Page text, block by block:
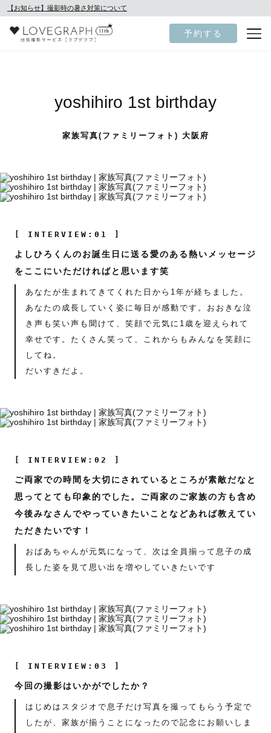
【お知らせ】撮影時の暑さ対策について
予約する
yoshihiro 1st birthday
家族写真(ファミリーフォト) 大阪府
[ INTERVIEW:01 ]
よしひろくんのお誕生日に送る愛のある熱いメッセージ
をここにいただければと思います笑
あなたが生まれてきてくれた日から1年が経ちました。
あなたの成長していく姿に毎日が感動です。おおきな泣
き声も笑い声も聞けて、笑顔で元気に1歳を迎えられて
幸せです。たくさん笑って、これからもみんなを笑顔に
してね。
だいすきだよ。
[ INTERVIEW:02 ]
ご両家での時間を大切にされているところが素敵だなと
思ってとても印象的でした。ご両家のご家族の方も含め
今後みなさんでやっていきたいことなどあれば教えてい
ただきたいです！
おばあちゃんが元気になって、次は全員揃って息子の成
長した姿を見て思い出を増やしていきたいです
[ INTERVIEW:03 ]
今回の撮影はいかがでしたか？
はじめはスタジオで息子だけ写真を撮ってもらう予定で
したが、家族が揃うことになったので記念にお願いしま